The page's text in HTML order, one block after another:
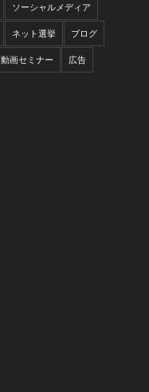
ソーシャルメディア
ネット選挙 ブログ
動画セミナー 広告